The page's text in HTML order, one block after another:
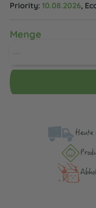
Priority: 10.08.2026,
Menge